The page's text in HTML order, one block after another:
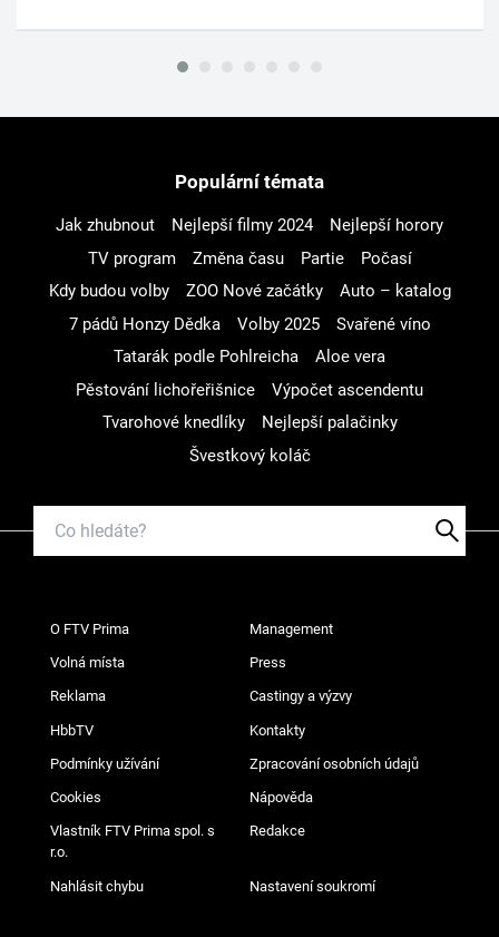
Populární témata
Jak zhubnout Nejlepší filmy 2024
Nejlepší horory
TV program
Změna času Partie
Počasí
Kdy budou volby
ZOO Nové začátky
Auto – katalog
7 pádů Honzy Dědka
Volby 2025
Svařené víno
Tatarák podle Pohlreicha
Aloe vera
Pěstování lichořeřišnice
Výpočet ascendentu
Tvarohové knedlíky
Nejlepší palačinky
Švestkový koláč
O FTV Prima Management
Volná místa Press
Reklama Castingy a výzvy
HbbTV Kontakty
Podmínky užívání Zpracování osobních údajů
Cookies Nápověda
Vlastník FTV Prima spol. s
r.o.
Redakce
Nahlásit chybu Nastavení soukromí